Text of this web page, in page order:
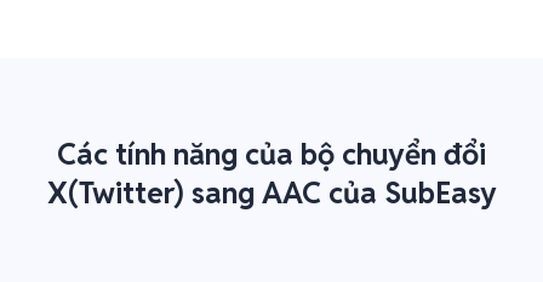
Các tính năng của bộ chuyển đổi
X(Twitter) sang AAC của SubEasy